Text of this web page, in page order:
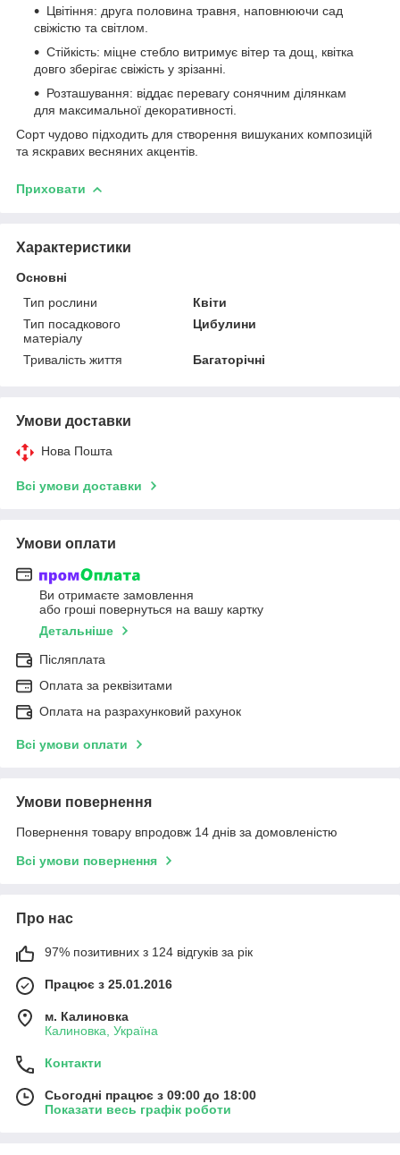
Цвітіння: друга половина травня, наповнюючи сад
свіжістю та світлом.
Стійкість: міцне стебло витримує вітер та дощ, квітка
довго зберігає свіжість у зрізанні.
Розташування: віддає перевагу сонячним ділянкам
для максимальної декоративності.
Сорт чудово підходить для створення вишуканих композицій
та яскравих весняних акцентів.
Приховати
Характеристики
Основні
Тип рослини
Квіти
Тип посадкового
матеріалу
Цибулини
Тривалість життя Багаторічні
Умови доставки
Нова Пошта
Всі умови доставки
Умови оплати
Ви отримаєте замовлення
або гроші повернуться на вашу картку
Детальніше
Післяплата
Оплата за реквізитами
Оплата на разрахунковий рахунок
Всі умови оплати
Умови повернення
Повернення товару впродовж 14 днів за домовленістю
Всі умови повернення
Про нас
97% позитивних з 124 відгуків за рік
Працює з 25.01.2016
м. Калиновка
Калиновка, Україна
Контакти
Сьогодні працює з 09:00 до 18:00
Показати весь графік роботи